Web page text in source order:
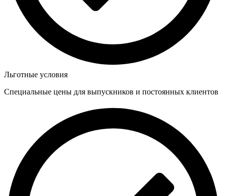
Льготные условия
Специальные цены для выпускников и постоянных клиентов